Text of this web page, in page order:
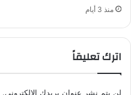
منذ 3 أيام
اترك تعليقاً
لن يتم نشر عنوان بريدك الإلكتروني.